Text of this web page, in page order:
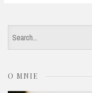
e
rO MNIE